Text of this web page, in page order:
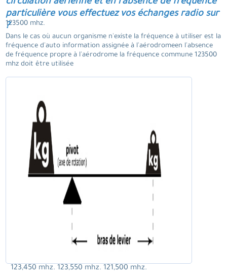
circulation aérienne et en l'absence de fréquence
particulière vous effectuez vos échanges radio sur
?
123500 mhz.
Dans le cas où aucun organisme n'existe la fréquence à utiliser est la
fréquence d'auto information assignée à l'aérodromeen l'absence
de fréquence propre à l'aérodrome la fréquence commune 123500
mhz doit être utilisée
123,450 mhz. 123,550 mhz. 121,500 mhz.